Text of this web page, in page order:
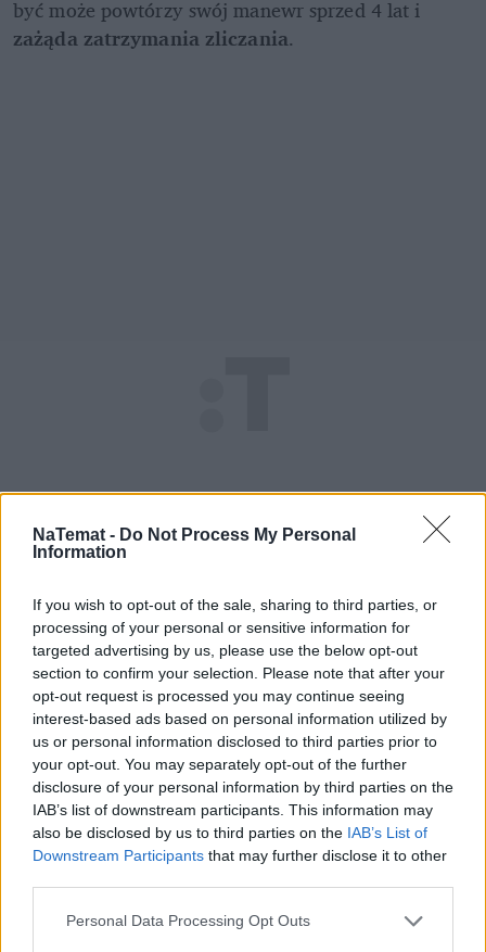
NaTemat - Do Not Process My Personal
Information
If you wish to opt-out of the sale, sharing to third parties, or
processing of your personal or sensitive information for
targeted advertising by us, please use the below opt-out
section to confirm your selection. Please note that after your
opt-out request is processed you may continue seeing
interest-based ads based on personal information utilized by
us or personal information disclosed to third parties prior to
your opt-out. You may separately opt-out of the further
disclosure of your personal information by third parties on the
IAB’s list of downstream participants. This information may
also be disclosed by us to third parties on the IAB’s List of
Downstream Participants that may further disclose it to other
Personal Data Processing Opt Outs
zażąda zatrzymania zliczania.
Łupiemy carski beton!  Drytooling
pod Warszawą (Janówek Pierwszy) |
kierunek:GÓRY #4
Miraż i przesunięcie działają w obie
strony
Eksperci twierdzą, że podczas obecnych wyborów
"red mirage" i "blue shift" mogą się powtórzyć,
szczególnie w Pensylwanii, Michigan Wisconsin
Jak to działa w praktyce?